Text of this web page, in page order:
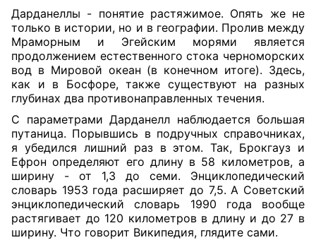
Дарданеллы - понятие растяжимое. Опять же не
только в истории, но и в географии. Пролив между
Мраморным и Эгейским морями является
продолжением естественного стока черноморских
вод в Мировой океан (в конечном итоге). Здесь,
как и в Босфоре, также существуют на разных
глубинах два противонаправленных течения.
С параметрами Дарданелл наблюдается большая
путаница. Порывшись в подручных справочниках,
я убедился лишний раз в этом. Так, Брокгауз и
Ефрон определяют его длину в 58 километров, а
ширину - от 1,3 до семи. Энциклопедический
словарь 1953 года расширяет до 7,5. А Советский
энциклопедический словарь 1990 года вообще
растягивает до 120 километров в длину и до 27 в
ширину. Что говорит Википедия, глядите сами.